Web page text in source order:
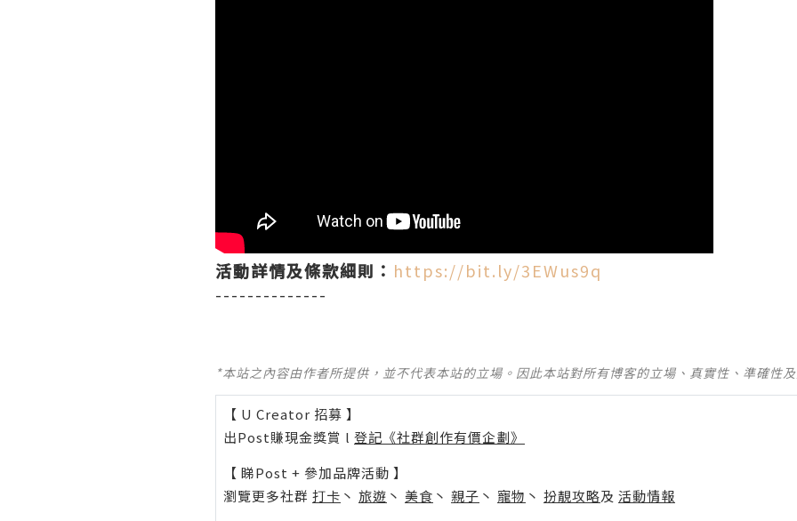
活動詳情及條款細則： https://bit.ly/3EWus9q
--------------
*本站之內容由作者所提供，並不代表本站的立場。因此本站對所有博客的立場、真實性、準確性
【 U Creator 招募 】
出Post賺現金獎賞 l 登記《社群創作有價企劃》
【 睇Post + 參加品牌活動 】
瀏覽更多社群 打卡 丶 旅遊 丶 美食 丶 親子 丶 寵物 丶 扮靚攻略及 活動情報